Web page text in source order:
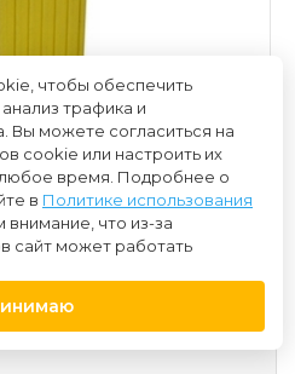
чтобы обеспечить
трафика и
Вы можете согласиться на
cookie или настроить их
время. Подробнее о
в Политике использования
внимание, что из-за
сайт может работать